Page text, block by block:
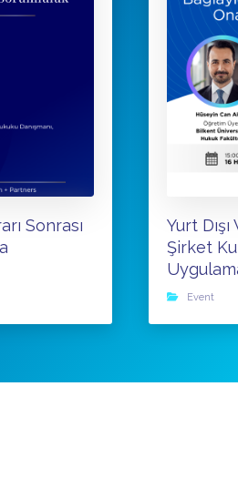
Sonrası
Yurt
Şirket
Event